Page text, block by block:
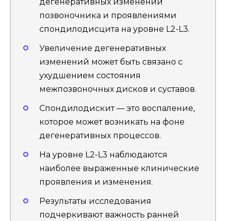
позвоночника и проявлениями
спондилодисцита на уровне L2-L3.
Увеличение дегенеративных
изменений может быть связано с
ухудшением состояния
межпозвоночных дисков и суставов.
Спондилодискит — это воспаление,
которое может возникать на фоне
дегенеративных процессов.
На уровне L2-L3 наблюдаются
наиболее выраженные клинические
проявления и изменения.
Результаты исследования
подчеркивают важность ранней